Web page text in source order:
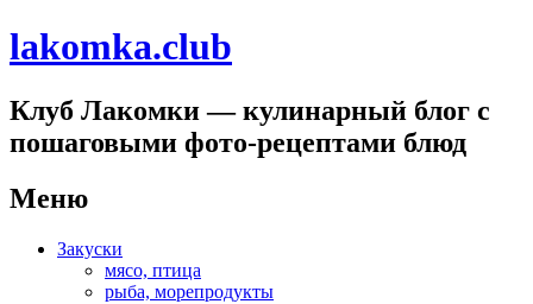
lakomka.club
Клуб Лакомки — кулинарный блог с
пошаговыми фото-рецептами блюд
Меню
Перейти
содержимому
Закуски
мясо, птица
рыба, морепродукты